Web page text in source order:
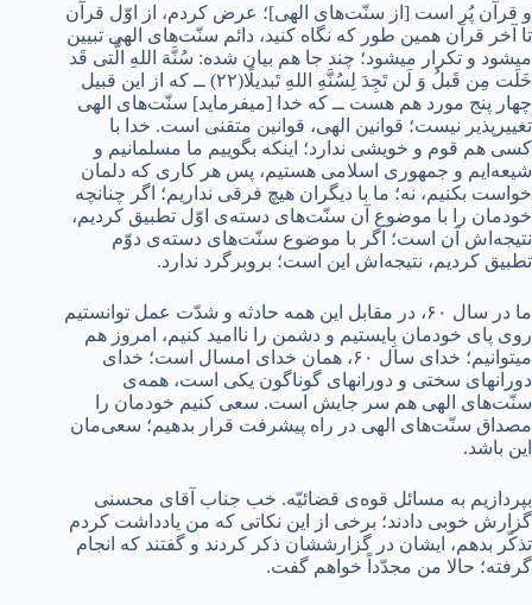
و قرآن پُر است [از سنّت‌های الهی]؛ عرض کردم، از اوّل قرآن
تا آخر قرآن همین‌ طور که نگاه کنید، دائم سنّت‌های الهی تبیین
میشود و تکرار میشود؛ چند جا هم بیان شده: سُنَّهَ اللهِ الَّتی قَد
خَلَت مِن قَبلُ وَ لَن تَجِدَ لِسُنَّهِ اللهِ تَبدیلًا(۲۲) ــ که از این قبیل
چهار پنج مورد هم هست ــ که خدا [میفرماید] سنّت‌های الهی
تغییرپذیر نیست؛ قوانین الهی، قوانین متقنی است. خدا با
کسی هم قوم و خویشی ندارد؛ اینکه بگوییم ما مسلمانیم و
شیعه‌ایم و جمهوری اسلامی هستیم، پس هر کاری که دلمان
خواست بکنیم، نه؛ ما با دیگران هیچ فرقی نداریم؛ اگر چنانچه
خودمان را با موضوع آن سنّت‌های دسته‌ی اوّل تطبیق کردیم،
نتیجه‌اش آن است؛ اگر با موضوع سنّت‌های دسته‌ی دوّم
تطبیق کردیم، نتیجه‌اش این است؛ بروبرگرد ندارد.
ما در سال ۶۰، در مقابل این همه حادثه و شدّت عمل توانستیم
روی پای خودمان بِایستیم و دشمن را ناامید کنیم، امروز هم
میتوانیم؛ خدای سال ۶۰، همان خدای امسال است؛ خدای
دورانهای سختی و دورانهای گوناگون یکی است، همه‌ی
سنّت‌های الهی هم سر جایش است. سعی کنیم خودمان را
مصداق سنّت‌های الهی در راه پیشرفت قرار بدهیم؛ سعی‌مان
این باشد.
بپردازیم به مسائل قوه‌ی قضائیّه. خب جناب آقای محسنی
گزارش خوبی دادند؛ برخی از این نکاتی که من یادداشت کردم
تذکّر بدهم، ایشان در گزارششان ذکر کردند و گفتند که انجام
گرفته؛ حالا من مجدّداً خواهم گفت.